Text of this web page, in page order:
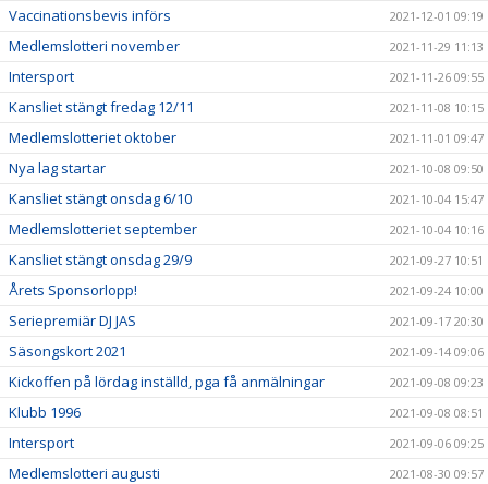
Vaccinationsbevis införs 2021-12-01 09:19
Medlemslotteri november 2021-11-29 11:13
Intersport 2021-11-26 09:55
Kansliet stängt fredag 12/11 2021-11-08 10:15
Medlemslotteriet oktober 2021-11-01 09:47
Nya lag startar 2021-10-08 09:50
Kansliet stängt onsdag 6/10 2021-10-04 15:47
Medlemslotteriet september 2021-10-04 10:16
Kansliet stängt onsdag 29/9 2021-09-27 10:51
Årets Sponsorlopp! 2021-09-24 10:00
Seriepremiär DJ JAS 2021-09-17 20:30
Säsongskort 2021 2021-09-14 09:06
Kickoffen på lördag inställd, pga få anmälningar 2021-09-08 09:23
Klubb 1996 2021-09-08 08:51
Intersport 2021-09-06 09:25
Medlemslotteri augusti 2021-08-30 09:57